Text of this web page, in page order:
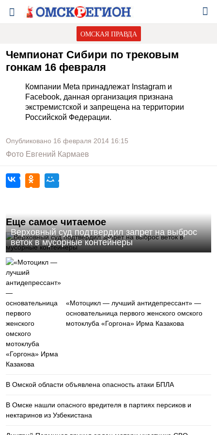
ОМСКАЯ ПРАВДА
Чемпионат Сибири по трековым
гонкам 16 февраля
Компании Meta принадлежат Instagram и
Facebook, данная организация признана
экстремистской и запрещена на территории
Российской Федерации.
Опубликовано 16 февраля 2014 16:15
Фото Евгений Кармаев
Еще самое читаемое
Верховный суд подтвердил запрет на выброс
веток в мусорные контейнеры
«Мотоцикл — лучший антидепрессант» —
основательница первого женского омского
мотоклуба «Горгона» Ирма Казакова
В Омской области объявлена опасность атаки БПЛА
В Омске нашли опасного вредителя в партиях персиков и
нектаринов из Узбекистана